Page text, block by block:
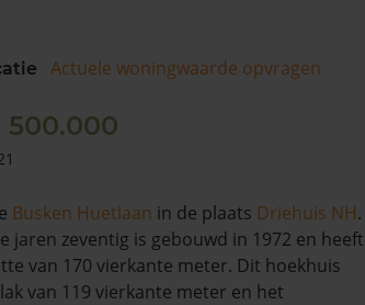
Actuele woningwaarde opvragen
Busken Huetlaan in de plaats Driehuis NH.
jaren zeventig is gebouwd in 1972 en heeft
van 170 vierkante meter. Dit hoekhuis
van 119 vierkante meter en het